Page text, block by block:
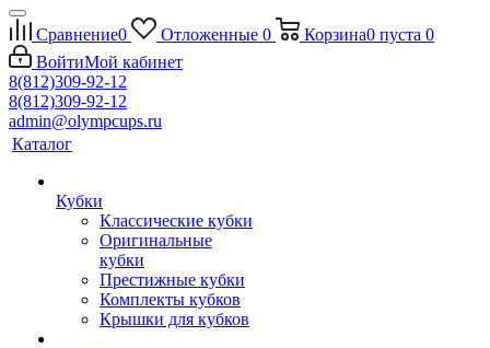
Сравнение0 Отложенные 0 Корзина0 пуста 0
ВойтиМой кабинет
8(812)309-92-12
8(812)309-92-12
admin@olympcups.ru
Каталог
Кубки
Классические кубки
Оригинальные
кубки
Престижные кубки
Комплекты кубков
Крышки для кубков